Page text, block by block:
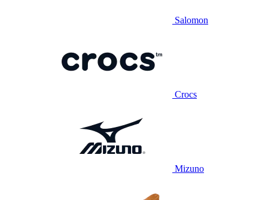
Salomon
Crocs
Mizuno